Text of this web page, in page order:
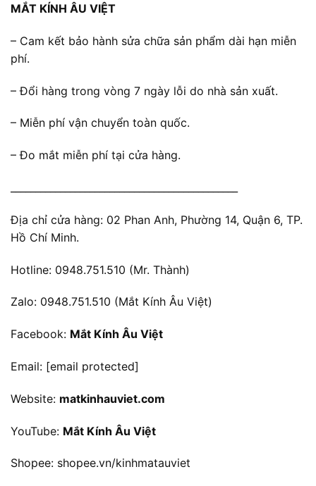
MẮT KÍNH ÂU VIỆT
– Cam kết bảo hành sửa chữa sản phẩm dài hạn miễn
phí.
– Đổi hàng trong vòng 7 ngày lỗi do nhà sản xuất.
– Miễn phí vận chuyển toàn quốc.
– Đo mắt miễn phí tại cửa hàng.
Địa chỉ cửa hàng: 02 Phan Anh, Phường 14, Quận 6, TP.
Hồ Chí Minh.
Hotline: 0948.751.510 (Mr. Thành)
Zalo: 0948.751.510 (Mắt Kính Âu Việt)
Facebook: Mắt Kính Âu Việt
Email: [email protected]
Website: matkinhauviet.com
YouTube: Mắt Kính Âu Việt
Shopee: shopee.vn/kinhmatauviet